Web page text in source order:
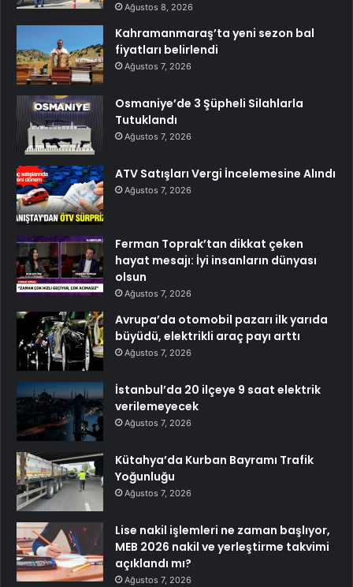
Ağustos 8, 2026
Kahramanmaraş’ta yeni sezon bal
fiyatları belirlendi
Ağustos 7, 2026
Osmaniye’de 3 Şüpheli Silahlarla
Tutuklandı
Ağustos 7, 2026
ATV Satışları Vergi İncelemesine Alındı
Ağustos 7, 2026
Ferman Toprak’tan dikkat çeken
hayat mesajı: İyi insanların dünyası
olsun
Ağustos 7, 2026
Avrupa’da otomobil pazarı ilk yarıda
büyüdü, elektrikli araç payı arttı
Ağustos 7, 2026
İstanbul’da 20 ilçeye 9 saat elektrik
verilemeyecek
Ağustos 7, 2026
Kütahya’da Kurban Bayramı Trafik
Yoğunluğu
Ağustos 7, 2026
Lise nakil işlemleri ne zaman başlıyor,
MEB 2026 nakil ve yerleştirme takvimi
açıklandı mı?
Ağustos 7, 2026